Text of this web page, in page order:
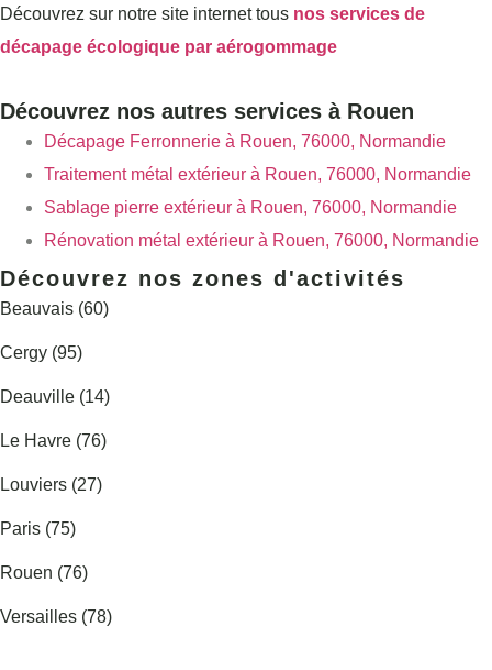
Découvrez sur notre site internet tous nos services de
décapage écologique par aérogommage
Découvrez nos autres services à Rouen
Décapage Ferronnerie à Rouen, 76000, Normandie
Traitement métal extérieur à Rouen, 76000, Normandie
Sablage pierre extérieur à Rouen, 76000, Normandie
Rénovation métal extérieur à Rouen, 76000, Normandie
Découvrez nos zones d'activités
Beauvais (60)
Cergy (95)
Deauville (14)
Le Havre (76)
Louviers (27)
Paris (75)
Rouen (76)
Versailles (78)